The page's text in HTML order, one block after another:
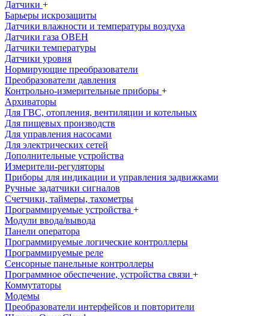
Датчики +
Барьеры искрозащиты
Датчики влажности и температуры воздуха
Датчики газа ОВЕН
Датчики температуры
Датчики уровня
Нормирующие преобразователи
Преобразователи давления
Контрольно-измерительные приборы +
Архиваторы
Для ГВС, отопления, вентиляции и котельных
Для пищевых производств
Для управления насосами
Для электрических сетей
Дополнительные устройства
Измерители-регуляторы
Приборы для индикации и управления задвижками
Ручные задатчики сигналов
Счетчики, таймеры, тахометры
Программируемые устройства +
Модули ввода/вывода
Панели оператора
Программируемые логические контроллеры
Программируемые реле
Сенсорные панельные контроллеры
Программное обеспечение, устройства связи +
Коммутаторы
Модемы
Преобразователи интерфейсов и повторители